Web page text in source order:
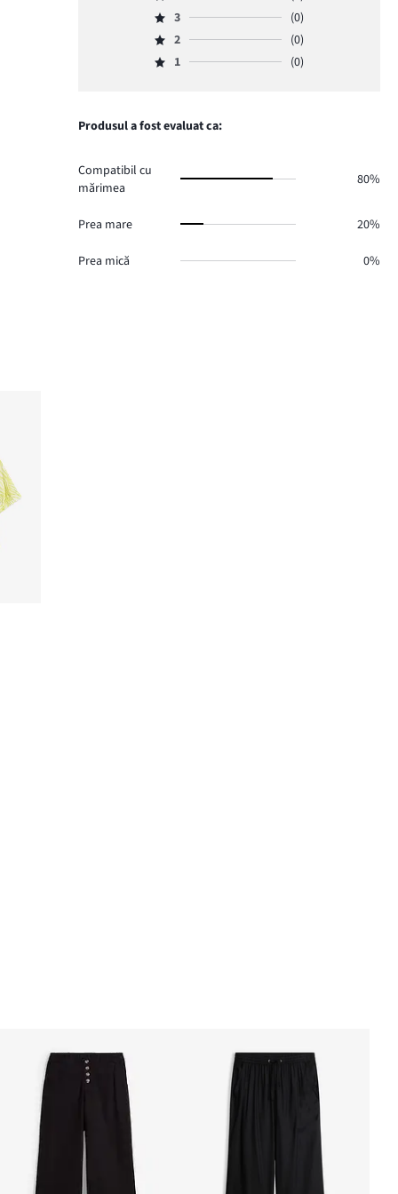
numărul
de
5.
4,
numărul
de
Evaluare
3,
numărul
3
(0)
Evaluare
2,
voturi
0.
2
(0)
Evaluare
de
1 (0)
Produsul a fost evaluat ca:
Compatibil cu
mărimea
80%
Prea mare 20%
Prea mică 0%